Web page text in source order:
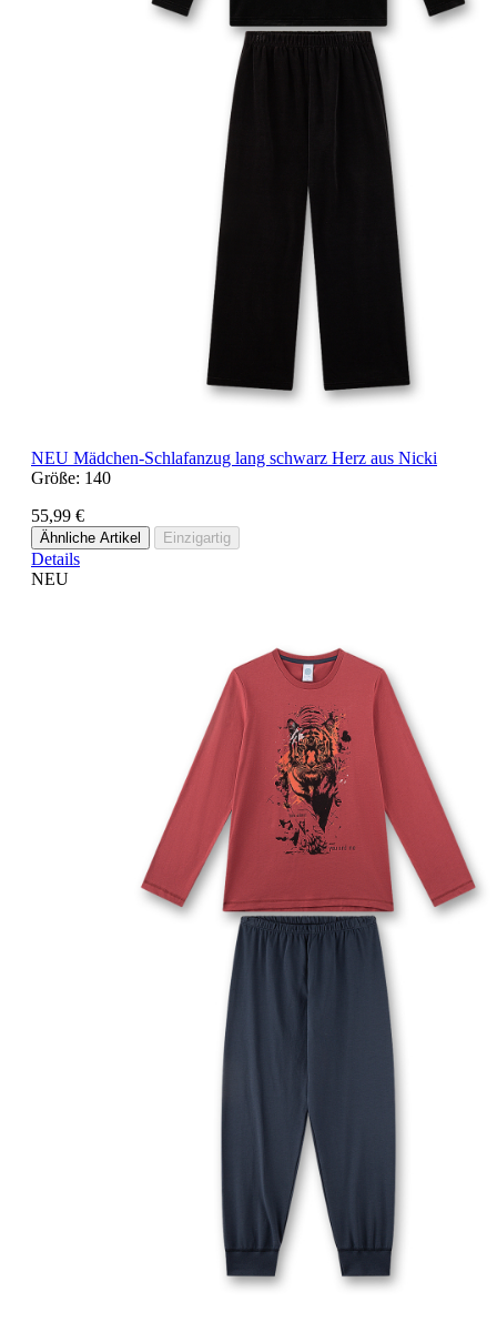
NEU Mädchen-Schlafanzug lang schwarz Herz aus Nicki
Größe: 140
55,99 €
Ähnliche Artikel Einzigartig
Details
NEU